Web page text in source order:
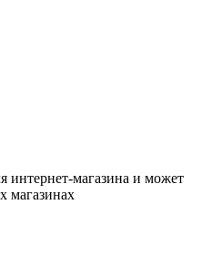
интернет-магазина и может
магазинах